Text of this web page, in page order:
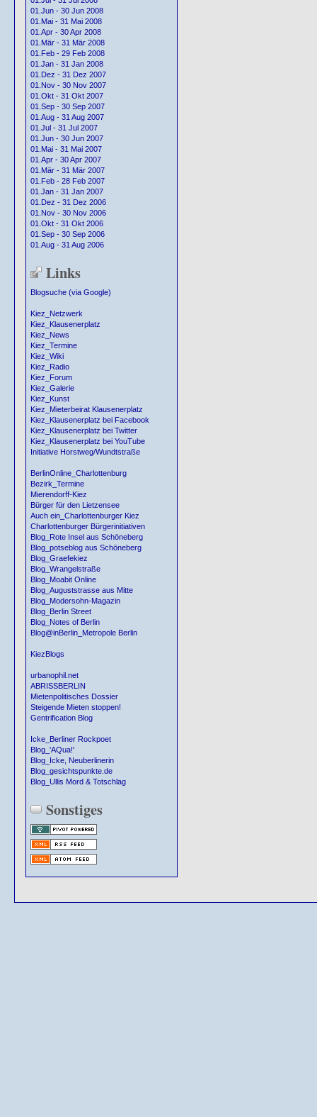
01.Jun - 30 Jun 2008
01.Mai - 31 Mai 2008
01.Apr - 30 Apr 2008
01.Mär - 31 Mär 2008
01.Feb - 29 Feb 2008
01.Jan - 31 Jan 2008
01.Dez - 31 Dez 2007
01.Nov - 30 Nov 2007
01.Okt - 31 Okt 2007
01.Sep - 30 Sep 2007
01.Aug - 31 Aug 2007
01.Jul - 31 Jul 2007
01.Jun - 30 Jun 2007
01.Mai - 31 Mai 2007
01.Apr - 30 Apr 2007
01.Mär - 31 Mär 2007
01.Feb - 28 Feb 2007
01.Jan - 31 Jan 2007
01.Dez - 31 Dez 2006
01.Nov - 30 Nov 2006
01.Okt - 31 Okt 2006
01.Sep - 30 Sep 2006
01.Aug - 31 Aug 2006
Links
Blogsuche (via Google)
Kiez_Netzwerk
Kiez_Klausenerplatz
Kiez_News
Kiez_Termine
Kiez_Wiki
Kiez_Radio
Kiez_Forum
Kiez_Galerie
Kiez_Kunst
Kiez_Mieterbeirat Klausenerplatz
Kiez_Klausenerplatz bei Facebook
Kiez_Klausenerplatz bei Twitter
Kiez_Klausenerplatz bei YouTube
Initiative Horstweg/Wundtstraße
BerlinOnline_Charlottenburg
Bezirk_Termine
Mierendorff-Kiez
Bürger für den Lietzensee
Auch ein_Charlottenburger Kiez
Charlottenburger Bürgerinitiativen
Blog_Rote Insel aus Schöneberg
Blog_potseblog aus Schöneberg
Blog_Graefekiez
Blog_Wrangelstraße
Blog_Moabit Online
Blog_Auguststrasse aus Mitte
Blog_Modersohn-Magazin
Blog_Berlin Street
Blog_Notes of Berlin
Blog@inBerlin_Metropole Berlin
KiezBlogs
urbanophil.net
ABRISSBERLIN
Mietenpolitisches Dossier
Steigende Mieten stoppen!
Gentrification Blog
Icke_Berliner Rockpoet
Blog_'AQua!'
Blog_Icke, Neuberlinerin
Blog_gesichtspunkte.de
Blog_Ullis Mord & Totschlag
Sonstiges